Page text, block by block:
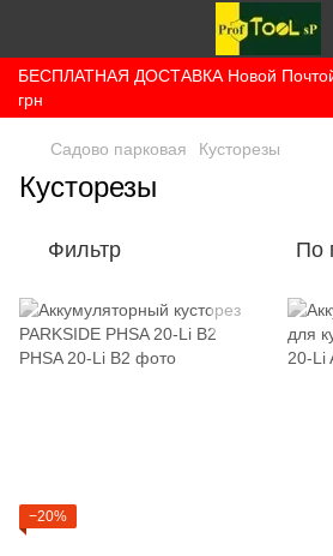
БЕСПЛАТНАЯ ДОСТАВКА Новой Почтой
грн
Садово парковая Кусторезы
Кусторезы
Фильтр По
−20%